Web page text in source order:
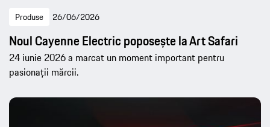
Produse 26/06/2026
Noul Cayenne Electric poposește la Art Safari
24 iunie 2026 a marcat un moment important pentru
pasionații mărcii.